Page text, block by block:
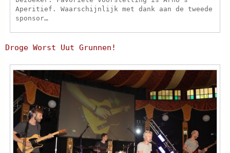
Aperitief. Waarschijnlijk met dank aan de tweede
sponsor…
Droge Worst Uut Grunnen!